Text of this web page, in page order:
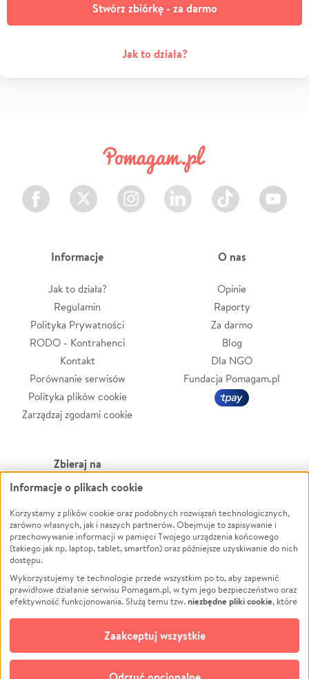
Stwórz zbiórkę - za darmo
Jak to działa?
Facebook Twitter Instagram LinkedIn TikTok Youtube
Informacje
Jak to działa?
Regulamin
Polityka Prywatności
RODO - Kontrahenci
Kontakt
Porównanie serwisów
Polityka plików cookie
Zarządzaj zgodami cookie
O nas
Opinie
Raporty
Za darmo
Blog
Dla NGO
Fundacja Pomagam.pl
Zbieraj na
Leczenie
Zwierzęta
Pożar
Ukraina
Pomoc Finansowa
Projekty
Pogrzeb
Społeczność lokalna
Kultura
Powódź
Wichura
NGO
Edukacja
Podróż
Impreza
Ochrona środowiska
Biznes
Informacje o plikach cookie
Korzystamy z plików cookie oraz podobnych rozwiązań technologicznych,
zarówno własnych, jak i naszych partnerów. Obejmuje to zapisywanie i
przechowywanie informacji w pamięci Twojego urządzenia końcowego
(takiego jak np. laptop, tablet, smartfon) oraz późniejsze uzyskiwanie do nich
dostępu.
Wykorzystujemy te technologie przede wszystkim po to, aby zapewnić
prawidłowe działanie serwisu Pomagam.pl, w tym jego bezpieczeństwo oraz
efektywność funkcjonowania. Służą temu tzw.niezbędne pliki cookie, które
opcjonalnych plików cookie
technologii do celów analitycznych i retargetingowych. Możesz wyrazić
zgodę na ich stosowanie lub jej odmówić. W dowolnym momencie masz
możliwość zmiany swoich preferencji na stronie „Zarządzaj zgodami cookie”,
Zaakceptuj wszystkie